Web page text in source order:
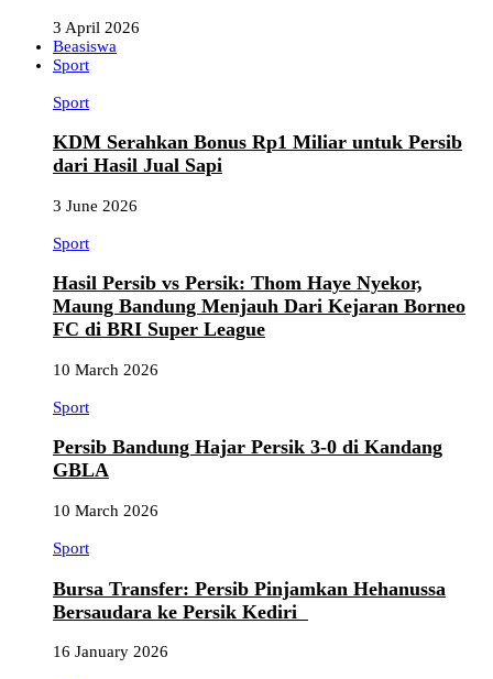
3 April 2026
Beasiswa
Sport
Sport
KDM Serahkan Bonus Rp1 Miliar untuk Persib
dari Hasil Jual Sapi
3 June 2026
Sport
Hasil Persib vs Persik: Thom Haye Nyekor,
Maung Bandung Menjauh Dari Kejaran Borneo
FC di BRI Super League
10 March 2026
Sport
Persib Bandung Hajar Persik 3-0 di Kandang
GBLA
10 March 2026
Sport
Bursa Transfer: Persib Pinjamkan Hehanussa
Bersaudara ke Persik Kediri
16 January 2026